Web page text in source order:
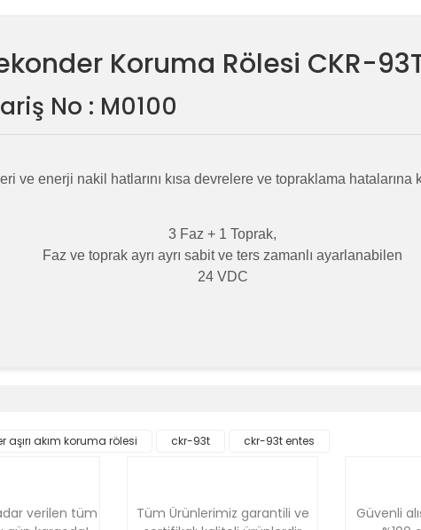
Koruma Rölesi CKR-
No : M0100
ve enerji nakil hatlarını kısa devrelere ve topraklama hatalarına
3 Faz + 1 Toprak,
Faz ve toprak ayrı ayrı sabit ve ters zamanlı ayarlanabilen
24 VDC
Yorum Yaz
aşırı akım koruma rölesi ckr-93t ckr-93t entes
verilen tüm
Tüm Ürünlerimiz garantili ve
Güvenli